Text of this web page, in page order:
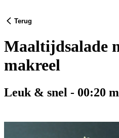
Terug
Maal­tijd­sa­la­de
ma­kreel
Leuk & snel - 00:20